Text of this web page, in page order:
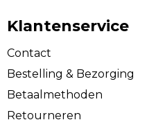
Klantenservice
Contact
Bestelling & Bezorging
Betaalmethoden
Retourneren